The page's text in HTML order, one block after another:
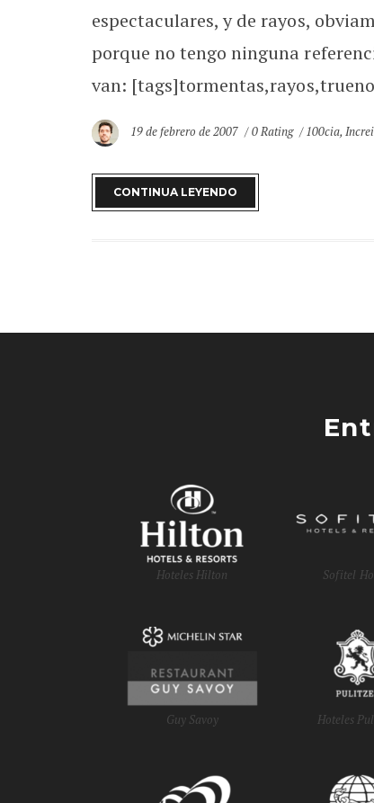
espectaculares, y de rayos,
porque no tengo ninguna
van:
19 de febrero de 2007 0 Rating 100cia,
CONTINUA LEYENDO
Hoteles Hilton Sofitel
Guy Savoy Hoteles